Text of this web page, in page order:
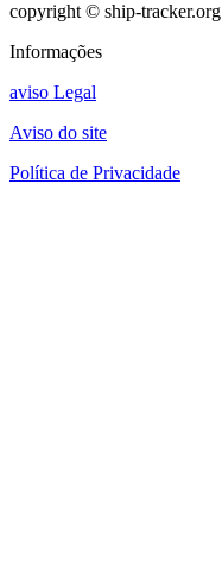
copyright © ship-tracker.org
Informações
aviso Legal
Aviso do site
Política de Privacidade